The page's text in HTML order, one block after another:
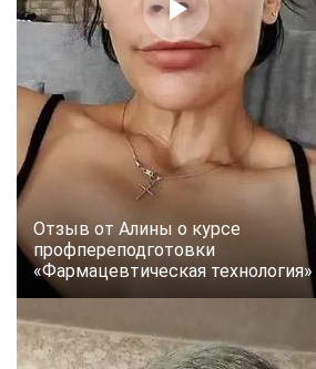
Отзыв от Алины о курсе
профпереподготовки
«Фармацевтическая технология»